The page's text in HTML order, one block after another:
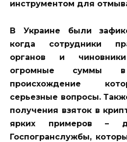
инструментом для
В Украине были
когда сотрудники
органов и
огромные суммы в
происхождение
серьезные вопросы.
получения взяток в
ярких примеров –
Госпогранслужбы,